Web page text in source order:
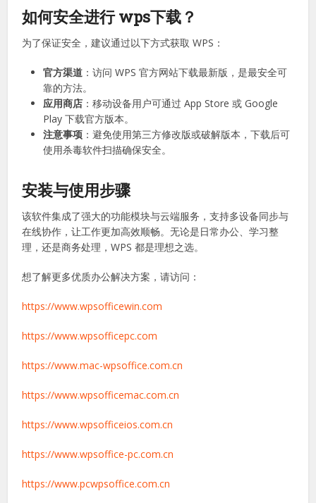
公，方便随时处理文档。
4. 丰富模板资源
内置简历、合同、报表及 PPT 模板，帮助用户节省时间，提高
效率。
如何安全进行 wps下载？
为了保证安全，建议通过以下方式获取 WPS：
靠的方法。
应用商店：移动设备用户可通过 App Store 或 Google
Play 下载官方版本。
注意事项：避免使用第三方修改版或破解版本，下载后可
使用杀毒软件扫描确保安全。
安装与使用步骤
该软件集成了强大的功能模块与云端服务，支持多设备同步与
在线协作，让工作更加高效顺畅。无论是日常办公、学习整
理，还是商务处理，WPS 都是理想之选。
想了解更多优质办公解决方案，请访问：
https://www.wpsofficewin.com
https://www.wpsofficepc.com
https://www.mac-wpsoffice.com.cn
https://www.wpsofficemac.com.cn